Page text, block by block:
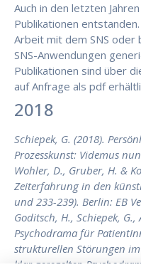
Auch in den letzten
Publikationen
Arbeit mit dem SNS oder
SNS-Anwendungen
Publikationen sind über
auf Anfrage als pdf
2018
Schiepek, G. (2018).
Prozesskunst: Videmus
Wohler, D., Gruber, H. &
Zeiterfahrung in den
und 233-239). Berlin: EB
Goditsch, H., Schiepek, G.,
Psychodrama für
strukturellen Störungen
klar geregelten